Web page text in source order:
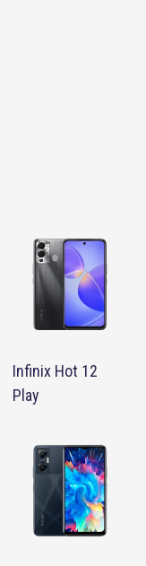
Infinix Hot 12
Play